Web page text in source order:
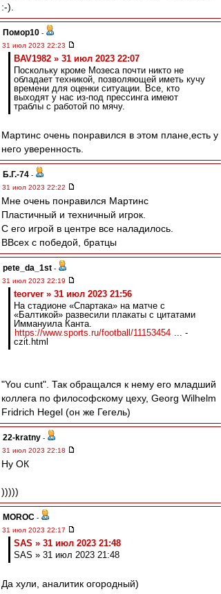
:-).
Помор10 -
31 июл 2023 22:23
BAV1982 » 31 июл 2023 22:07
Поскольку кроме Мозеса почти никто не
обладает техникой, позволяющей иметь кучу
времени для оценки ситуации. Все, кто
выходят у нас из-под прессинга имеют
траблы с работой по мячу.
Мартинс очень понравился в этом плане,есть у
него уверенность.
Б.Г.-74 -
31 июл 2023 22:22
Мне очень понравился Мартинс
Пластичный и техничный игрок.
С его игрой в центре все наладилось.
ВВсех с победой, братцы
pete_da_1st -
31 июл 2023 22:19
teorver » 31 июл 2023 21:56
На стадионе «Спартака» на матче с
«Балтикой» развесили плакаты с цитатами
Иммануила Канта.
https://www.sports.ru/football/11153454 ... -
czit.html
"You cunt". Так обращался к нему его младший
коллега по философскому цеху, Georg Wilhelm
Fridrich Hegel (он же Гегель)
22-kratny -
31 июл 2023 22:18
Ну ОК
)))))
MOROC -
31 июл 2023 22:17
SAS » 31 июл 2023 21:48
SAS » 31 июл 2023 21:48
Да хули, аналитик огородный)